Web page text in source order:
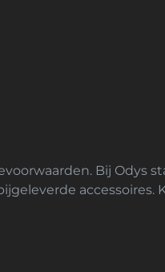
Bij Odys
accessoires.